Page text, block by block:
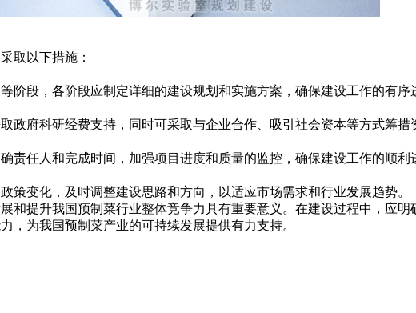
取以下措施：
阶段，各阶段应制定详细的建设规划和实施方案，确保建设工作的有序
政府科研经费支持，同时可采取与企业合作、吸引社会资本等方式筹措
任人和完成时间，加强项目进度和质量的监控，确保建设工作的顺利
变化，及时调整建设思路和方向，以适应市场需求和行业发展趋势。
和提升我国预制菜行业整体竞争力具有重要意义。在建设过程中，应
，为我国预制菜产业的可持续发展提供有力支持。